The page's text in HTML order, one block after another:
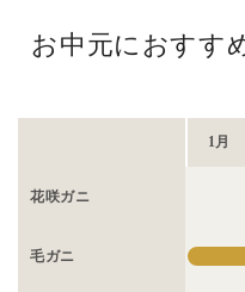
お中元におすす
1月
花咲ガニ
毛ガニ